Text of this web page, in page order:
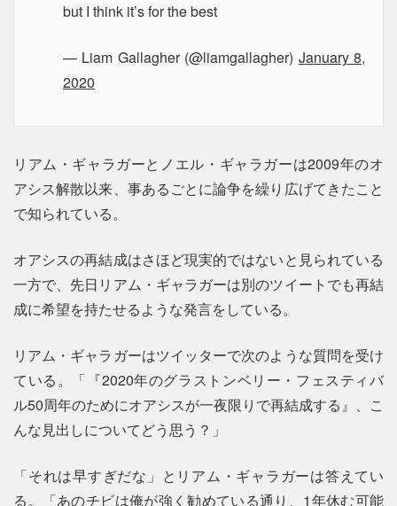
but I think it’s for the best
— Liam Gallagher (@liamgallagher) January 8,
2020
リアム・ギャラガーとノエル・ギャラガーは2009年のオ
アシス解散以来、事あるごとに論争を繰り広げてきたこと
で知られている。
オアシスの再結成はさほど現実的ではないと見られている
一方で、先日リアム・ギャラガーは別のツイートでも再結
成に希望を持たせるような発言をしている。
リアム・ギャラガーはツイッターで次のような質問を受け
ている。「『2020年のグラストンベリー・フェスティバ
ル50周年のためにオアシスが一夜限りで再結成する』、こ
んな見出しについてどう思う？」
「それは早すぎだな」とリアム・ギャラガーは答えてい
る。「あのチビは俺が強く勧めている通り、1年休む可能